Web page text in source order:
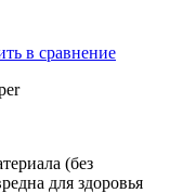
в сравнение
(без
для здоровья